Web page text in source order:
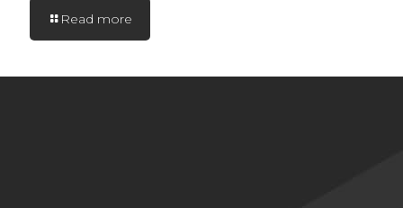
Read more